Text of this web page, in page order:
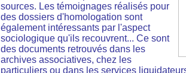
sources. Les témoignages réalisés pour
des dossiers d'homologation sont
également intéressants par l'aspect
sociologique qu'ils recouvrent... Ce sont
des documents retrouvés dans les
archives associatives, chez les
particuliers ou dans les services